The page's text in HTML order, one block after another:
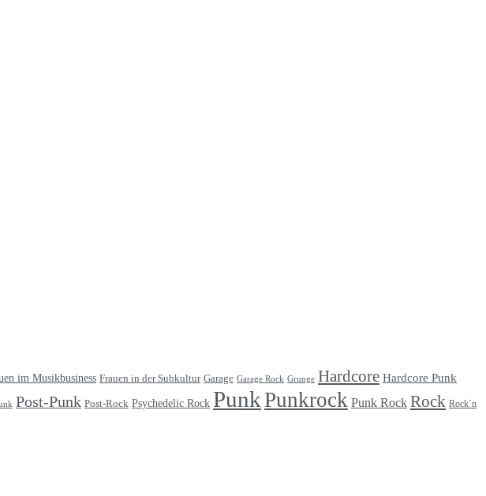
im Musikbusiness Frauen in der Subkultur Garage Garage Rock Grunge Hardcore Hardcore Punk
Post-Punk Post-Rock Psychedelic Rock PunkPunkrock Punk Rock Rock Rock´n